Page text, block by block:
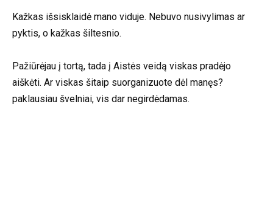
Kažkas išsisklaidė mano viduje. Nebuvo nusivylimas ar
pyktis, o kažkas šiltesnio.
Pažiūrėjau į tortą, tada į Aistės veidą viskas pradėjo
aiškėti. Ar viskas šitaip suorganizuote dėl manęs?
paklausiau švelniai, vis dar negirdėdamas.